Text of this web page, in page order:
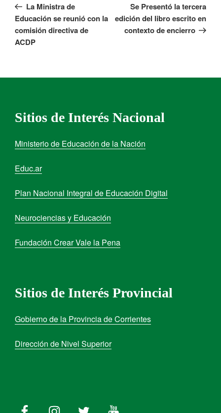
La Ministra de
Educación se reunió con la
comisión directiva de
ACDP
Se Presentó la tercera
edición del libro escrito en
contexto de encierro
Sitios de Interés Nacional
Ministerio de Educación de la Nación
Educ.ar
Plan Nacional Integral de Educación Digital
Neurociencias y Educación
Fundación Crear Vale la Pena
Sitios de Interés Provincial
Gobierno de la Provincia de Corrientes
Dirección de Nivel Superior